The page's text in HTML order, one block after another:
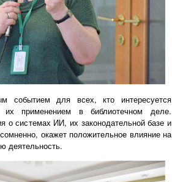
событием для всех, кто интересуется
их применением в библиотечном деле.
о системах ИИ, их законодательной базе и
окажет положительное влияние на
деятельность.